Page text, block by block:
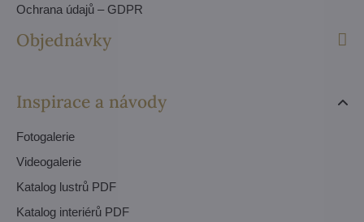
Ochrana údajů – GDPR
Objednávky
Inspirace a návody
Fotogalerie
Videogalerie
Katalog lustrů PDF
Katalog interiérů PDF